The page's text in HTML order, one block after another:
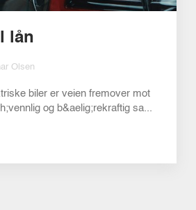
lån
Olsen
biler er veien fremover mot
og b&aelig;rekraftig sa...